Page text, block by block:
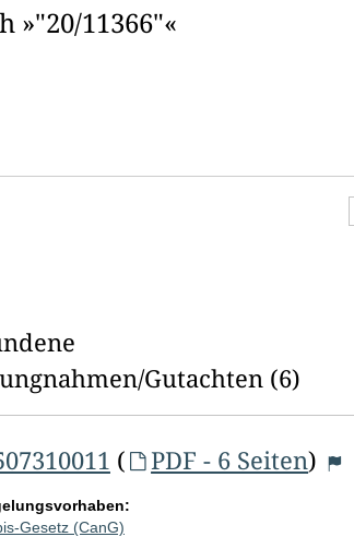
a
i
s
»"20/11366"«
⁠Gutachten (6)
( PDF - 6 Seiten)
Gesetz (CanG)